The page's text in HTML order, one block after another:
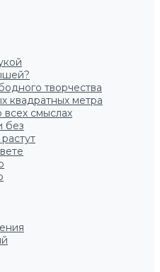
творчества
квадратных метра
всех смыслах
без